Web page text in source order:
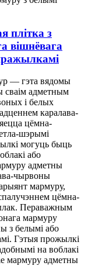
плітка з
вішнёвага
— гэта вядомы
сваім адметным
і белых
каралава-
цёмна-
шэрымі
могуць быць
або
адметны
чырвоны
мармуру,
цёмна-
Пераважным
мармуру
з белымі або
Гэтыя прожылкі
на воблакі
мармуру адметны